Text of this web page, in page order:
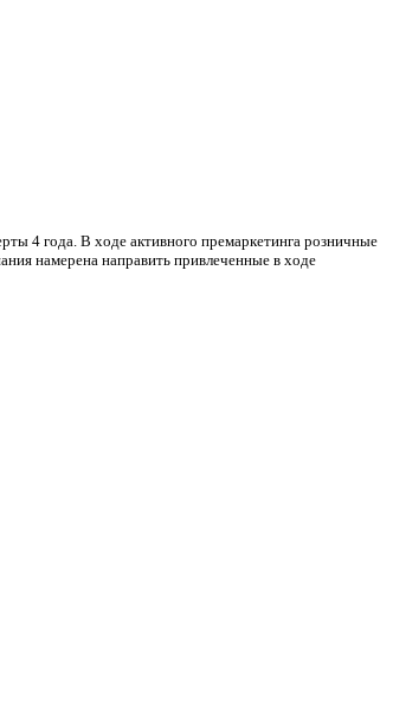
4 года. В ходе активного премаркетинга розничные
намерена направить привлеченные в ходе